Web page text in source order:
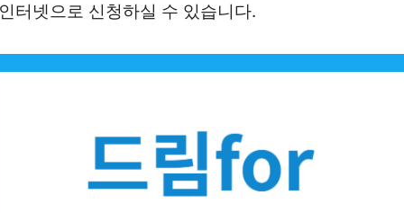
인터넷으로 신청하실 수 있습니다.